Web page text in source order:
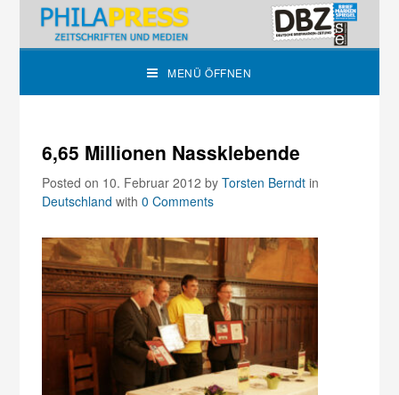
MENÜ ÖFFNEN
6,65 Millionen Nassklebende
Posted on 10. Februar 2012byTorsten Berndt in
Deutschland with0 Comments